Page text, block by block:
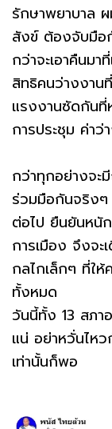
รักษาพยาบาล
สังข์ ต้องจับมือ
กว่าจะเอาคืนม
สิทธิคนว่างงาน
แรงงานซัดกันที่
การประชุม ค่าว่
กว่าทุกอย่างจะ
ร่วมมือกันจริงๆ
ต่อไป ยืนยันหนั
การเมือง จึงจะ
กลไกเล็กๆ ที่ใ
ทั้งหมด
วันนี้ทั้ง 13 สภา
แน่ อย่าหวั่นไห
เท่านั้นก็พอ